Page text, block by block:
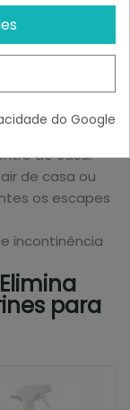
restos, deixa-
um pouco de
antigos.
diferentes
de casa.
de casa ou
os escapes
incontinência
para
do Google